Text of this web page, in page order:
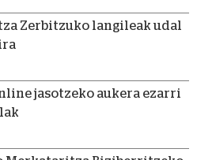
Zerbitzuko langileak udal
jasotzeko aukera ezarri